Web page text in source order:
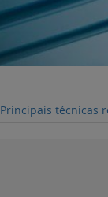
Principais técnicas